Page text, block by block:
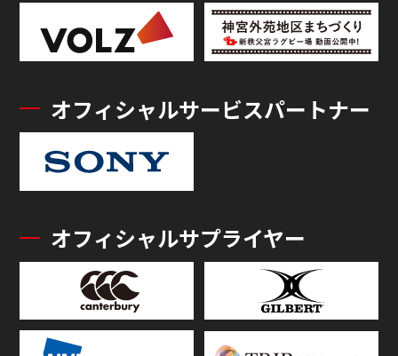
オフィシャルサービスパートナー
オフィシャルサプライヤー